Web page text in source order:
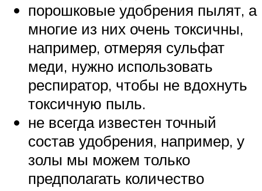
порошковые удобрения пылят, а
многие из них очень токсичны,
например, отмеряя сульфат
меди, нужно использовать
респиратор, чтобы не вдохнуть
токсичную пыль.
не всегда известен точный
состав удобрения, например, у
золы мы можем только
предполагать количество